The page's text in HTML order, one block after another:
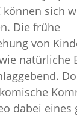
können sich
Die frühe
von
natürliche
dabei eines